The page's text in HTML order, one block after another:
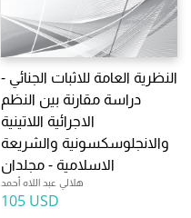
النظرية العامة للاثبات الجنائي -
دراسة مقارنة بين النظم
الاجرائية اللاتينية
والانجلوسكسونية والشريعة
الاسلامية - مجلدان
هلالي عبد اللاه أحمد
105 USD